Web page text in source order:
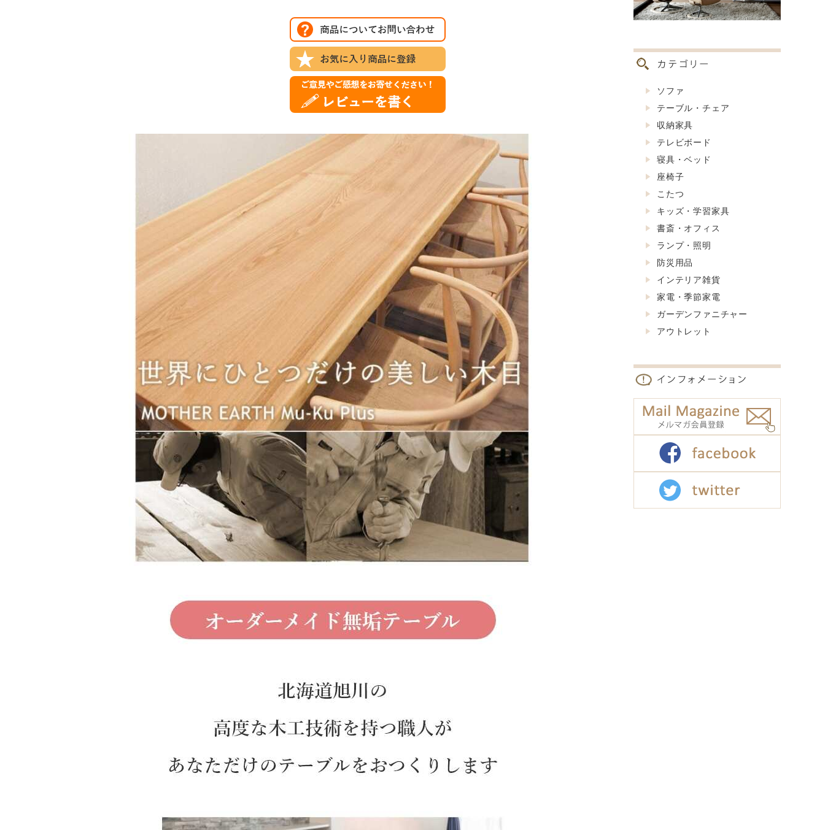
ソファ
テーブル・チェア
収納家具
テレビボード
寝具・ベッド
座椅子
こたつ
キッズ・学習家具
書斎・オフィス
ランプ・照明
防災用品
インテリア雑貨
家電・季節家電
ガーデンファニチャー
アウトレット